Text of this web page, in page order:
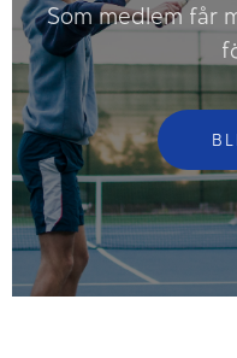
Som medlem får